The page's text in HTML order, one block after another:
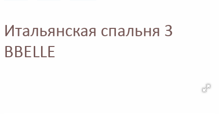
Итальянская спальня 3
BBELLE